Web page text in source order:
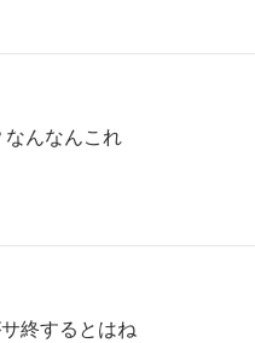
んなんこれ
終するとはね